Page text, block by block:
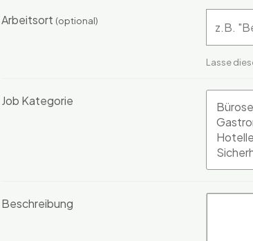
Arbeitsort (optional)
Lasse
Job Kategorie
Beschreibung